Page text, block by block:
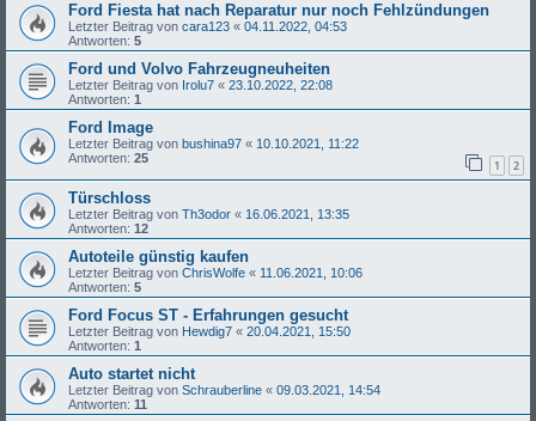
Ford Fiesta hat nach Reparatur nur noch Fehlzündungen
Letzter Beitrag von cara123 « 04.11.2022, 04:53
Antworten: 5
Ford und Volvo Fahrzeugneuheiten
Letzter Beitrag von Irolu7 « 23.10.2022, 22:08
Antworten: 1
Ford Image
Letzter Beitrag von bushina97 « 10.10.2021, 11:22
Antworten: 25 1 2
Türschloss
Letzter Beitrag von Th3odor « 16.06.2021, 13:35
Antworten: 12
Autoteile günstig kaufen
Letzter Beitrag von ChrisWolfe « 11.06.2021, 10:06
Antworten: 5
Ford Focus ST - Erfahrungen gesucht
Letzter Beitrag von Hewdig7 « 20.04.2021, 15:50
Antworten: 1
Auto startet nicht
Letzter Beitrag von Schrauberline « 09.03.2021, 14:54
Antworten: 11